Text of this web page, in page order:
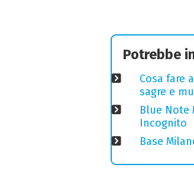
Potrebbe
Cosa fare
sagre e
Blue Note
Incognito
Base